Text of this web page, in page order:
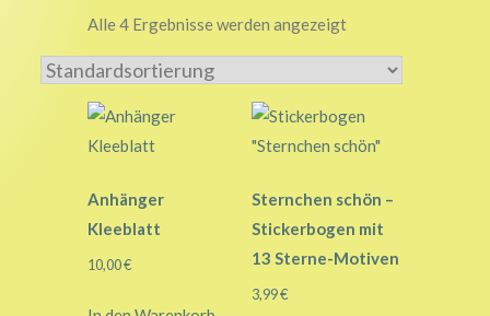
Alle 4 Ergebnisse werden angezeigt
Anhänger
Kleeblatt
10,00€
Sternchen schön –
Stickerbogen mit
13 Sterne-Motiven
3,99€